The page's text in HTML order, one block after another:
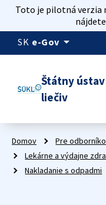
Toto je pilotná verzia
SK e-Gov arrow_drop_down
Štátny
liečiv
Domov
Pre
Lekárne a výdajne
Nakladanie s odpadmi